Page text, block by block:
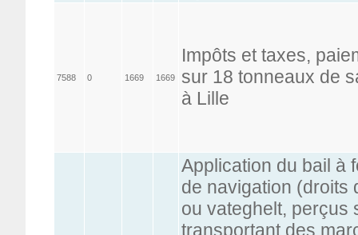
7588 0 1669 1669
Impôts et taxes,
sur 18 tonneaux de
à Lille
Application du bail à
de navigation (droits
ou vateghelt, perçus
transportant des